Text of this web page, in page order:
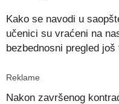
Kako se navodi u
učenici su vraćeni na
bezbednosni pregled
Reklame
Nakon završenog